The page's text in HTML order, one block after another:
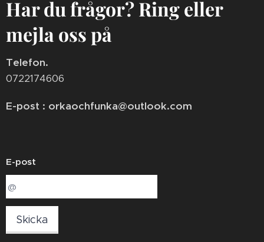
Har du frågor? Ring eller
mejla oss på
Telefon.
0722174606
E-post : orkaochfunka@outlook.com
E-post
Skicka